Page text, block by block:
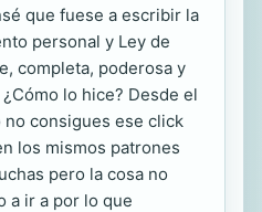
que fuese a escribir la
personal y Ley de
completa, poderosa y
lo hice? Desde el
no consigues ese click
los mismos patrones
pero la cosa no
a ir a por lo que